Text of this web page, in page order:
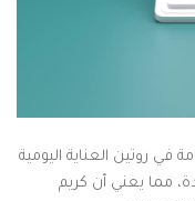
في روتين العناية اليومية
مما يعني أن كريم